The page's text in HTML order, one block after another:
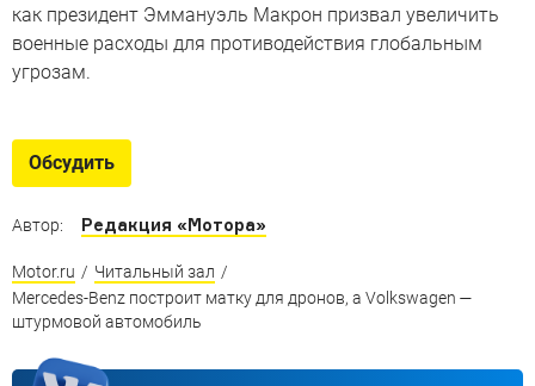
как президент Эммануэль Макрон призвал увеличить
военные расходы для противодействия глобальным
угрозам.
Обсудить
Автор: Редакция «Мотора»
Motor.ru / Читальный зал /
Mercedes-Benz построит матку для дронов, а Volkswagen —
штурмовой автомобиль